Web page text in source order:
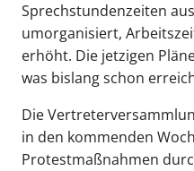
Sprechstundenzeiten
umorganisiert,
erhöht. Die jetzigen
was bislang schon
Die
in den kommenden
Protestmaßnahmen